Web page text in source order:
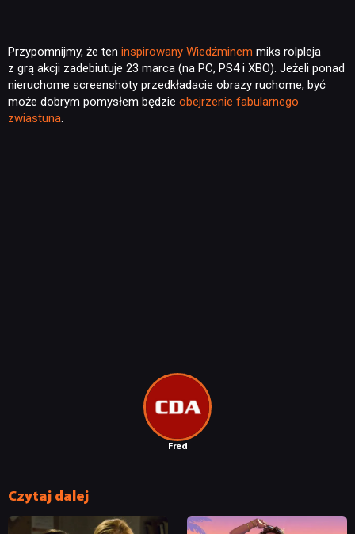
Fred
Przypomnijmy, że ten inspirowany Wiedźminem miks rolpleja
z grą akcji zadebiutuje 23 marca (na PC, PS4 i XBO). Jeżeli ponad
nieruchome screenshoty przedkładacie obrazy ruchome, być
może dobrym pomysłem będzie obejrzenie fabularnego
zwiastuna.
Czytaj dalej